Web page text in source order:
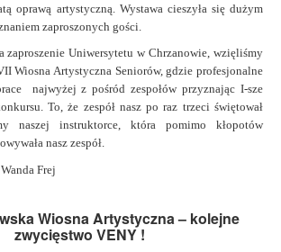
oprawą artystyczną. Wystawa cieszyła się dużym
zaproszonych gości.
zaproszenie Uniwersytetu w Chrzanowie, wzięliśmy
Wiosna Artystyczna Seniorów, gdzie profesjonalne
najwyżej z pośród zespołów przyznając I-sze
To, że zespół nasz po raz trzeci świętował
naszej instruktorce, która pomimo kłopotów
nasz zespół.
Frej
Wiosna Artystyczna – kolejne
zwycięstwo VENY !